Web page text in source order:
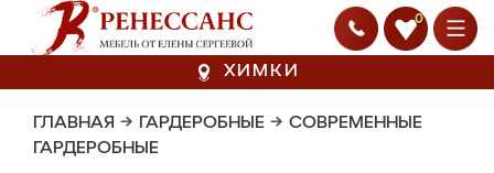
0
ХИМКИ
ГЛАВНАЯ → ГАРДЕРОБНЫЕ → СОВРЕМЕННЫЕ
ГАРДЕРОБНЫЕ